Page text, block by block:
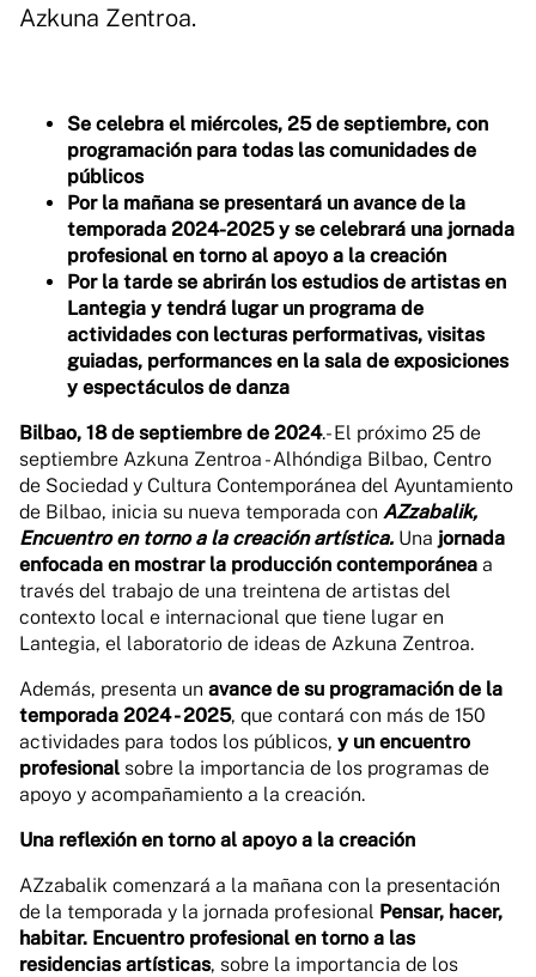
Azkuna Zentroa.
Se celebra el miércoles, 25 de septiembre, con
programación para todas las comunidades de
públicos
Por la mañana se presentará un avance de la
temporada 2024-2025 y se celebrará una jornada
profesional en torno al apoyo a la creación
Por la tarde se abrirán los estudios de artistas en
Lantegia y tendrá lugar un programa de
actividades con lecturas performativas, visitas
guiadas, performances en la sala de exposiciones
y espectáculos de danza
Bilbao, 18 de septiembre de 2024.- El próximo 25 de
septiembre Azkuna Zentroa - Alhóndiga Bilbao, Centro
de Sociedad y Cultura Contemporánea del Ayuntamiento
de Bilbao, inicia su nueva temporada con AZzabalik,
Encuentro en torno a la creación artística. Una jornada
enfocada en mostrar la producción contemporánea a
través del trabajo de una treintena de artistas del
contexto local e internacional que tiene lugar en
Lantegia, el laboratorio de ideas de Azkuna Zentroa.
Además, presenta un avance de su programación de la
temporada 2024 - 2025, que contará con más de 150
actividades para todos los públicos, y un encuentro
profesional sobre la importancia de los programas de
apoyo y acompañamiento a la creación.
Una reflexión en torno al apoyo a la creación
AZzabalik comenzará a la mañana con la presentación
de la temporada y la jornada profesional Pensar, hacer,
habitar. Encuentro profesional en torno a las
residencias artísticas, sobre la importancia de los